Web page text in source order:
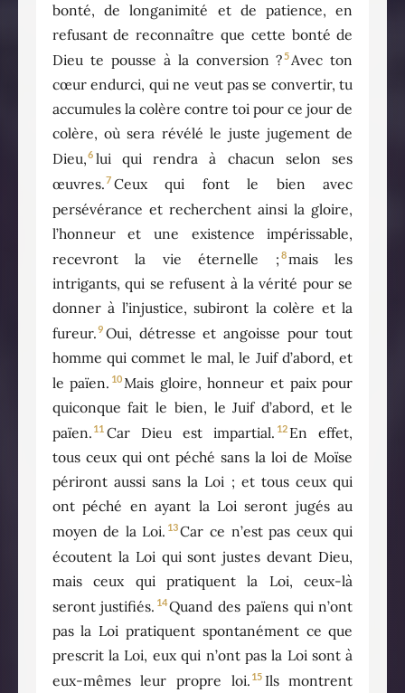
bonté, de longanimité et de patience, en
refusant de reconnaître que cette bonté de
Dieu te pousse à la conversion ?5Avec ton
cœur endurci, qui ne veut pas se convertir, tu
accumules la colère contre toi pour ce jour de
colère, où sera révélé le juste jugement de
Dieu,6 lui qui rendra à chacun selon ses
œuvres.7 Ceux qui font le bien avec
persévérance et recherchent ainsi la gloire,
l’honneur et une existence impérissable,
recevront la vie éternelle ; 8mais les
intrigants, qui se refusent à la vérité pour se
donner à l’injustice, subiront la colère et la
fureur.9 Oui, détresse et angoisse pour tout
homme qui commet le mal, le Juif d’abord, et
le païen. 10Mais gloire, honneur et paix pour
quiconque fait le bien, le Juif d’abord, et le
païen. 11 Car Dieu est impartial. 12 En effet,
tous ceux qui ont péché sans la loi de Moïse
périront aussi sans la Loi ; et tous ceux qui
ont péché en ayant la Loi seront jugés au
moyen de la Loi. 13Car ce n’est pas ceux qui
écoutent la Loi qui sont justes devant Dieu,
mais ceux qui pratiquent la Loi, ceux-là
seront justifiés. 14Quand des païens qui n’ont
pas la Loi pratiquent spontanément ce que
prescrit la Loi, eux qui n’ont pas la Loi sont à
eux-mêmes leur propre loi. 15 Ils montrent